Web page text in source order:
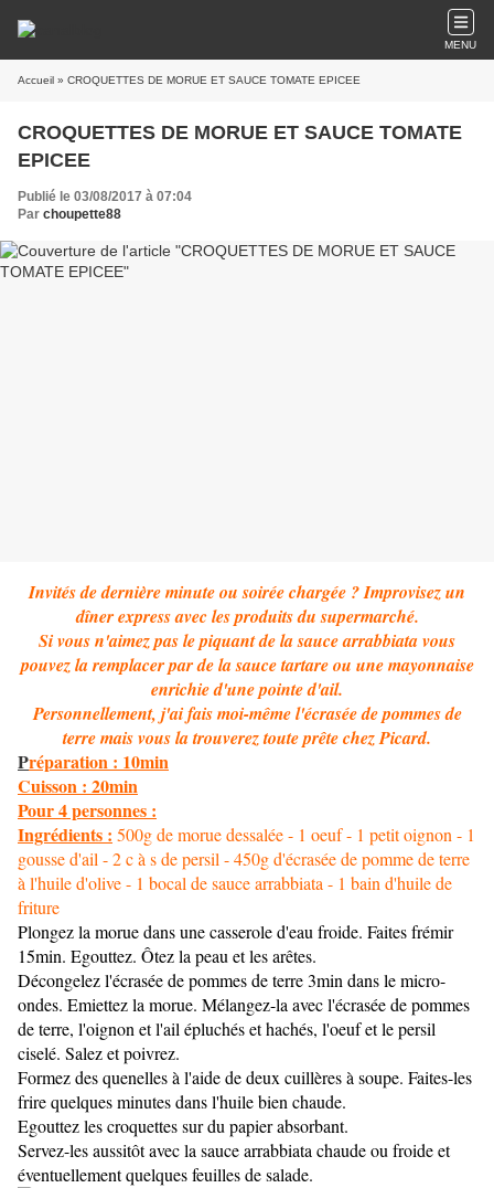
MENU
Accueil » CROQUETTES DE MORUE ET SAUCE TOMATE EPICEE
CROQUETTES DE MORUE ET SAUCE TOMATE
EPICEE
Publié le 03/08/2017 à 07:04
Par choupette88
Invités de dernière minute ou soirée chargée ? Improvisez un
dîner express avec les produits du supermarché.
Si vous n'aimez pas le piquant de la sauce arrabbiata vous
pouvez la remplacer par de la sauce tartare ou une mayonnaise
enrichie d'une pointe d'ail.
Personnellement, j'ai fais moi-même l'écrasée de pommes de
terre mais vous la trouverez toute prête chez Picard.
Préparation : 10min
Cuisson : 20min
Pour 4 personnes :
Ingrédients : 500g de morue dessalée - 1 oeuf - 1 petit oignon - 1
gousse d'ail - 2 c à s de persil - 450g d'écrasée de pomme de terre
à l'huile d'olive - 1 bocal de sauce arrabbiata - 1 bain d'huile de
friture
Plongez la morue dans une casserole d'eau froide. Faites frémir
15min. Egouttez. Ôtez la peau et les arêtes.
Décongelez l'écrasée de pommes de terre 3min dans le micro-
ondes. Emiettez la morue. Mélangez-la avec l'écrasée de pommes
de terre, l'oignon et l'ail épluchés et hachés, l'oeuf et le persil
ciselé. Salez et poivrez.
Formez des quenelles à l'aide de deux cuillères à soupe. Faites-les
frire quelques minutes dans l'huile bien chaude.
Egouttez les croquettes sur du papier absorbant.
Servez-les aussitôt avec la sauce arrabbiata chaude ou froide et
éventuellement quelques feuilles de salade.